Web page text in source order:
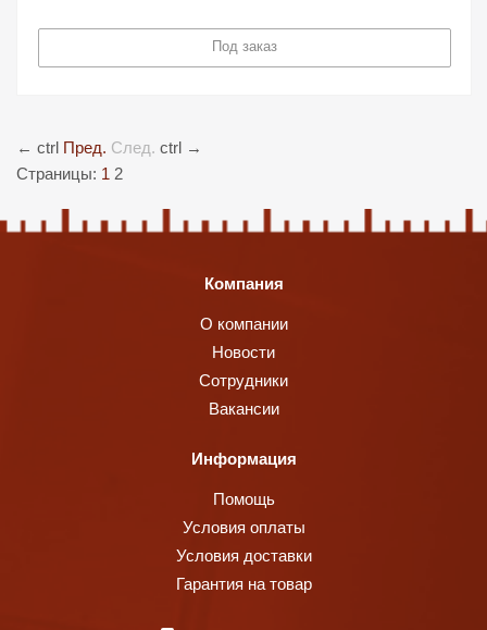
Под заказ
← ctrl Пред. След. ctrl →
Страницы: 1 2
Компания
О компании
Новости
Сотрудники
Вакансии
Информация
Помощь
Условия оплаты
Условия доставки
Гарантия на товар